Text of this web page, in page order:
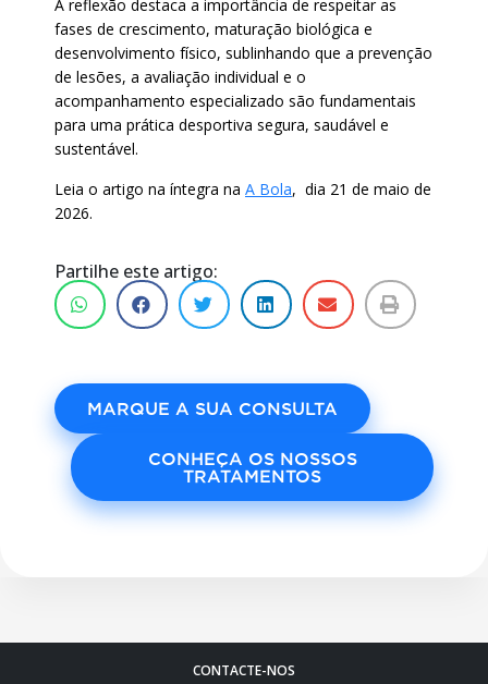
A reflexão destaca a importância de respeitar as
fases de crescimento, maturação biológica e
desenvolvimento físico, sublinhando que a prevenção
de lesões, a avaliação individual e o
acompanhamento especializado são fundamentais
para uma prática desportiva segura, saudável e
sustentável.
Leia o artigo na íntegra na A Bola, dia 21 de maio de
2026.
Partilhe este artigo:
MARQUE A SUA CONSULTA
CONHEÇA OS NOSSOS
TRATAMENTOS
CONTACTE-NOS